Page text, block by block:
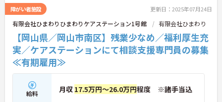
障がい者施設 更新日：2025年07月24日
有限会社ひまわりひまわりケアステーション1号館 有限会社ひまわり
【岡山県／岡山市南区】残業少なめ／福利厚生充
実／ケアステーションにて相談支援専門員の募集
≪有期雇用≫
給料 月収 17.5万円～26.0万円程度 ※諸手当込